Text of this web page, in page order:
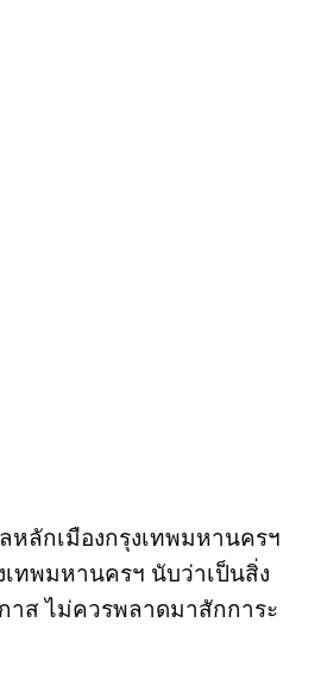
หลักเมืองกรุงเทพมหานครฯ
ทพมหานครฯ นับว่าเป็นสิ่ง
ส ไม่ควรพลาดมาสักการะ